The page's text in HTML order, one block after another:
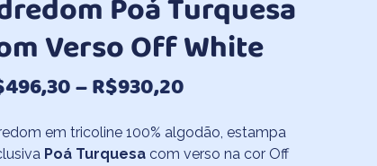
Poá Turquesa
Verso Off White
496,30–R$930,20
de
preço:
em tricoline 100% algodão, estampa
Poá Turquesa com verso na cor Off